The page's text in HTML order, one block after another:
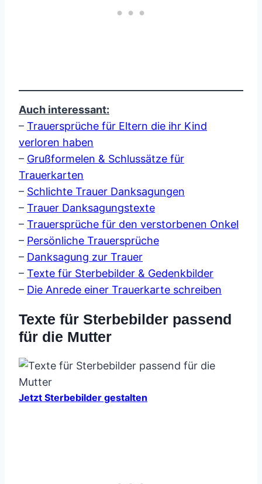
Auch interessant:
– Trauersprüche für Eltern die ihr Kind
verloren haben
– Grußformelen & Schlussätze für
Trauerkarten
– Schlichte Trauer Danksagungen
– Trauer Danksagungstexte
– Trauersprüche für den verstorbenen Onkel
– Persönliche Trauersprüche
– Danksagung zur Trauer
– Texte für Sterbebilder & Gedenkbilder
– Die Anrede einer Trauerkarte schreiben
Texte für Sterbebilder passend
für die Mutter
Jetzt Sterbebilder gestalten